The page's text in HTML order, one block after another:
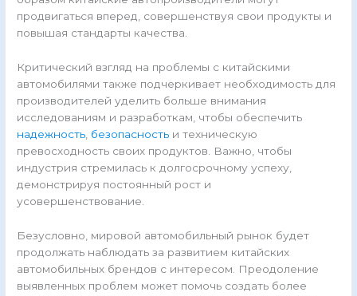
продвигаться вперед, совершенствуя свои продукты и
повышая стандарты качества.
Критический взгляд на проблемы с китайскими
автомобилями также подчеркивает необходимость для
производителей уделить больше внимания
исследованиям и разработкам, чтобы обеспечить
надежность безопасность и техническую
превосходность своих продуктов. Важно, чтобы
индустрия стремилась к долгосрочному успеху,
демонстрируя постоянный рост и
усовершенствование.
Безусловно, мировой автомобильный рынок будет
продолжать наблюдать за развитием китайских
автомобильных брендов с интересом. Преодоление
выявленных проблем может помочь создать более